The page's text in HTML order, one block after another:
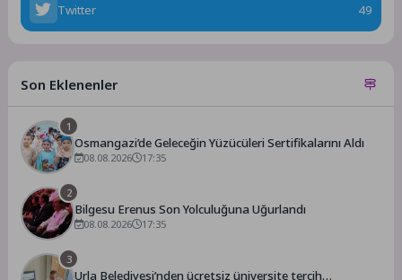
Twitter 49
Son Eklenenler
1
Osmangazi’de Geleceğin Yüzücüleri Sertifikalarını Aldı
08.08.2026 17:35
2
Bilgesu Erenus Son Yolculuğuna Uğurlandı
08.08.2026 17:35
3
Urla Belediyesi’nden ücretsiz üniversite tercih